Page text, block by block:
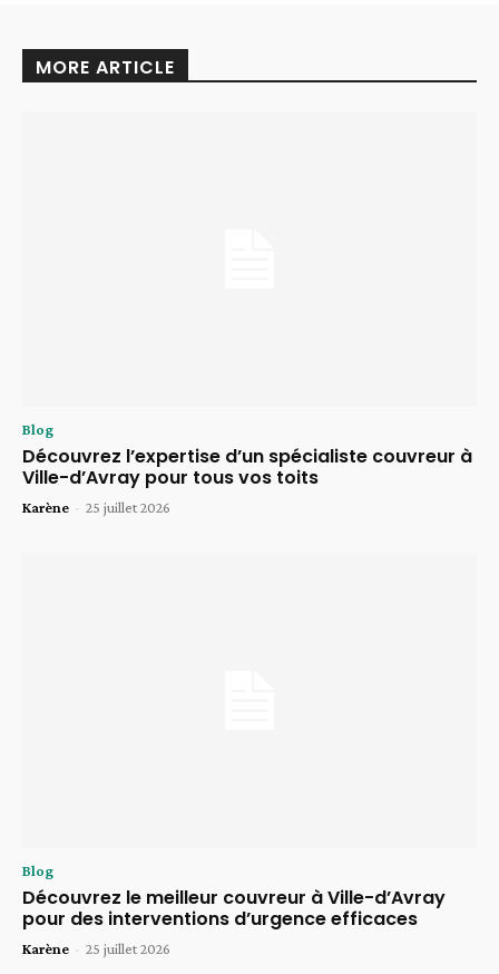
MORE ARTICLE
Blog
Découvrez l’expertise d’un spécialiste couvreur à
Ville-d’Avray pour tous vos toits
Karène - 25 juillet 2026
Blog
Découvrez le meilleur couvreur à Ville-d’Avray
pour des interventions d’urgence efficaces
Karène - 25 juillet 2026